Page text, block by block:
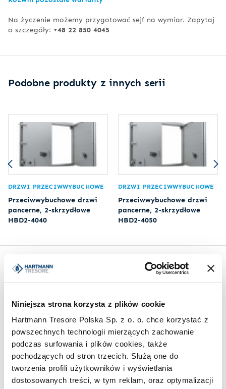
Niniejsza strona korzysta z plików cookie
Hartmann Tresore Polska Sp. z o. o. chce korzystać z
powszechnych technologii mierzących zachowanie
podczas surfowania i plików cookies, także
pochodzących od stron trzecich. Służą one do
tworzenia profili użytkowników i wyświetlania
dostosowanych treści, w tym reklam, oraz optymalizacji
Na życzenie możemy przygotować sejf na wymiar. Zapytaj
o szczegóły: +48 22 850 4045
Podobne produkty z innych serii
DRZWI PRZECIWWYBUCHOWE
Przeciwwybuchowe drzwi
pancerne, 2-skrzydłowe
HBD2-4040
DRZWI PRZECIWWYBUCHOWE
Przeciwwybuchowe drzwi
pancerne, 2-skrzydłowe
HBD2-4050
Inspiracje